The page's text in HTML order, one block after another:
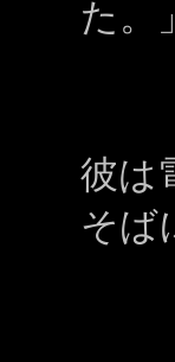
た。
彼は
そば